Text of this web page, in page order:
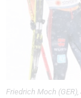
Friedrich Moch